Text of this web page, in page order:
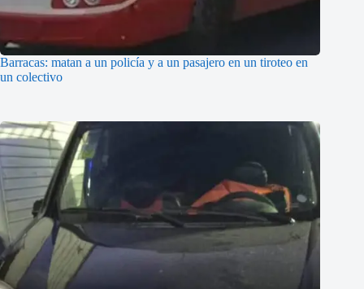
Barracas: matan a un policía y a un pasajero en un tiroteo en
un colectivo